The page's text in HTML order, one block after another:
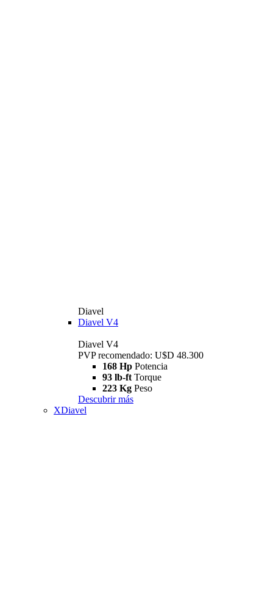
Diavel
Diavel V4
Diavel V4
PVP recomendado: U$D 48.300
168 Hp Potencia
93 lb-ft Torque
223 Kg Peso
Descubrir más
XDiavel